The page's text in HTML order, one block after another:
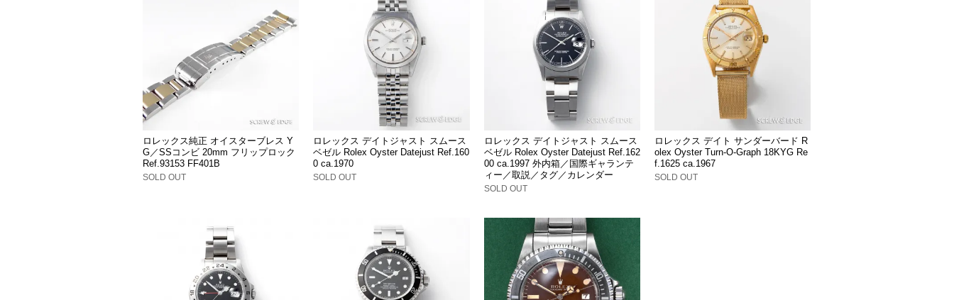
ロレックス純正 オイスターブレス Y
G／SSコンビ 20mm フリップロック
Ref.93153 FF401B
SOLD OUT
ロレックス デイトジャスト スムース
ベゼル Rolex Oyster Datejust Ref.160
0 ca.1970
SOLD OUT
ロレックス デイトジャスト スムース
ベゼル Rolex Oyster Datejust Ref.162
00 ca.1997 外内箱／国際ギャランテ
ィー／取説／タグ／カレンダー
SOLD OUT
ロレックス デイト サンダーバード R
olex Oyster Turn-O-Graph 18KYG Re
f.1625 ca.1967
SOLD OUT